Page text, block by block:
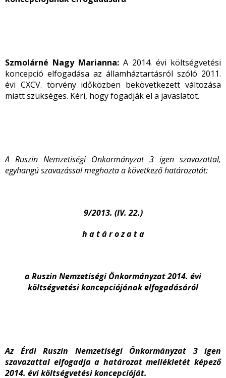
Szmolárné Nagy Marianna: A 2014. évi költségvetési
koncepció elfogadása az államháztartásról szóló 2011.
évi CXCV. törvény időközben bekövetkezett változása
miatt szükséges. Kéri, hogy fogadják el a javaslatot.
A Ruszin Nemzetiségi Önkormányzat 3 igen szavazattal,
egyhangú szavazással meghozta a következő határozatát:
9/2013. (IV. 22.)
h a t á r o z a t a
a Ruszin Nemzetiségi Önkormányzat 2014. évi
költségvetési koncepciójának elfogadásáról
Az Érdi Ruszin Nemzetiségi Önkormányzat 3 igen
szavazattal elfogadja a határozat mellékletét képező
2014. évi költségvetési koncepcióját.